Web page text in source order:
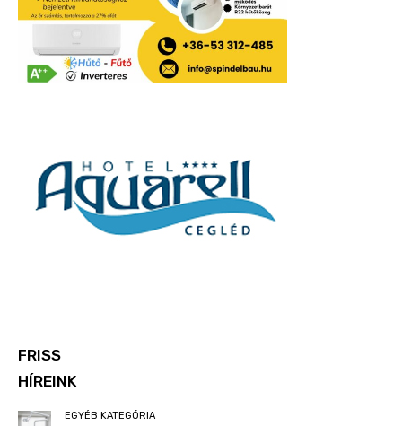
FRISS
HÍREINK
EGYÉB KATEGÓRIA